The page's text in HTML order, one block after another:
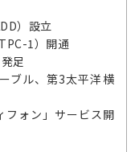
）設立
1）開通
足
ブル、第3太平洋横
フォン」サービス開